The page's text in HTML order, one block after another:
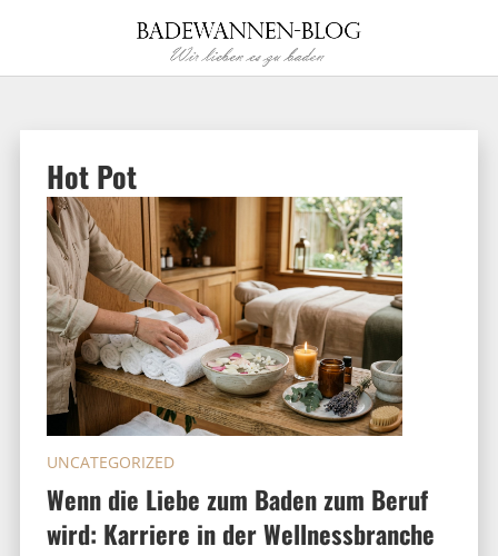
Hot Pot
Wenn die Liebe zum Baden zum Beruf
wird: Karriere in der Wellnessbranche
UNCATEGORIZED